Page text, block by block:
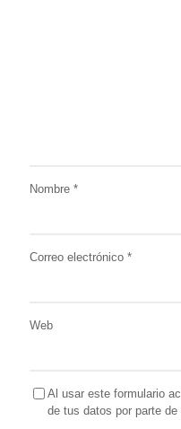
Nombre *
Correo electrónico *
Web
Al usar este formulario
de tus datos por parte de